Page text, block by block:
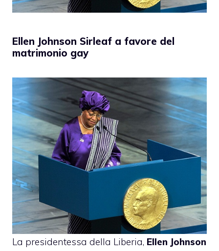
Ellen Johnson Sirleaf a favore del
matrimonio gay
La presidentessa della Liberia, Ellen Johnson